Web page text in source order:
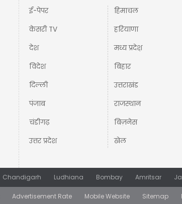
ई-पेपर
केसरी TV
देश
विदेश
दिल्ली
पंजाब
चंडीगढ़
उत्तर प्रदेश
हिमाचल
हरियाणा
मध्य प्रदेश़
बिहार
उत्तराखंड
राजस्थान
बिज़नेस
खेल
Chandigarh Ludhiana Bombay Amritsar
Advertisement Rate Mobile Website Sitemap